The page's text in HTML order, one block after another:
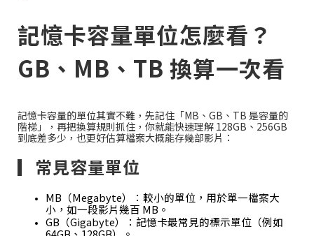
記憶卡容量單位怎麼看？
GB、MB、TB 換算一次看
記憶卡容量的單位其實不難，先記住「MB、GB、TB 是容量的
階梯」，再把換算規則抓住，你就能快速理解 128GB、256GB
到底差多少，也更好估算檔案大概能存幾部影片：
▎常見容量單位
MB（Megabyte）：較小的單位，用於單一檔案大
小，如一段影片幾百 MB。
GB（Gigabyte）：記憶卡最常見的標示單位（例如